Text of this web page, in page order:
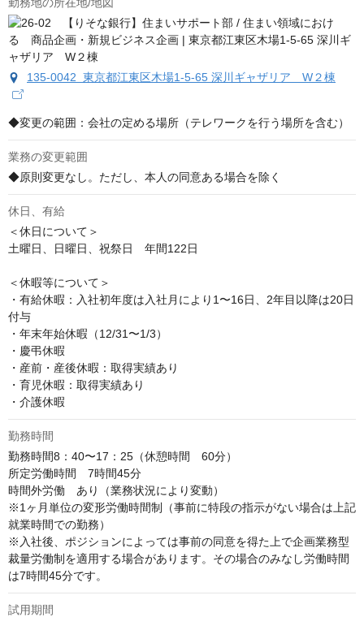
135-0042 東京都江東区木場1-5-65 深川ギャザリア W２棟
◆変更の範囲：会社の定める場所（テレワークを行う場所を含む）
業務の変更範囲
◆原則変更なし。ただし、本人の同意ある場合を除く
休日、有給
＜休日について＞
土曜日、日曜日、祝祭日　年間122日
＜休暇等について＞
・有給休暇：入社初年度は入社月により1〜16日、2年目以降は20日
付与
・年末年始休暇（12/31〜1/3）
・慶弔休暇
・産前・産後休暇：取得実績あり
・育児休暇：取得実績あり
・介護休暇
勤務時間
勤務時間8：40〜17：25（休憩時間　60分）
所定労働時間　7時間45分
時間外労働　あり（業務状況により変動）
※1ヶ月単位の変形労働時間制（事前に特段の指示がない場合は上記
就業時間での勤務）
※入社後、ポジションによっては事前の同意を得た上で企画業務型
裁量労働制を適用する場合があります。その場合のみなし労働時間
は7時間45分です。
試用期間